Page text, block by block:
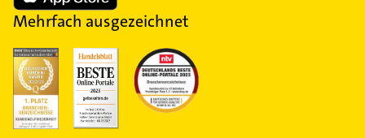
Mehrfach ausgezeichnet